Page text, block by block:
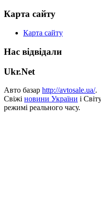
Карта сайту
Карта сайту
Нас відвідали
Ukr.Net
Авто базар http://avtosale.ua/.
Свіжі новини України і
режимі реального часу.